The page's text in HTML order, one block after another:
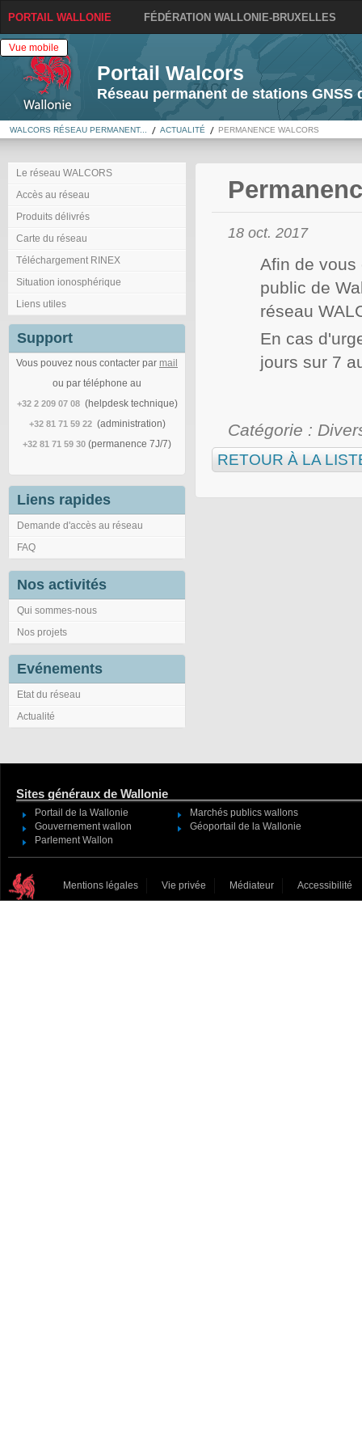
PORTAIL WALLONIE FÉDÉRATION WALLONIE-BRUXELLES
Vue mobile
Portail Walcors
Réseau permanent de stations GNSS
WALCORS RÉSEAU PERMANENT... ACTUALITÉ PERMANENCE WALCORS
Le réseau WALCORS
Accès au réseau
Produits délivrés
Carte du réseau
Téléchargement RINEX
Situation ionosphérique
Liens utiles
Support
Vous pouvez nous contacter par mail
ou par téléphone au
+32 2 209 07 08 (helpdesk technique)
+32 81 71 59 22 (administration)
+32 81 71 59 30 (permanence 7J/7)
Liens rapides
Demande d'accès au réseau
FAQ
Nos activités
Qui sommes-nous
Nos projets
Evénements
Etat du réseau
Actualité
18 oct. 2017
Afin de vous
public de
réseau
En cas
jours sur 7
Catégorie :
RETOUR À LA
Sites généraux de Wallonie
Portail de la Wallonie
Marchés publics wallons
Gouvernement wallon
Géoportail de la Wallonie
Parlement Wallon
Mentions légales Vie privée Médiateur Accessibilité